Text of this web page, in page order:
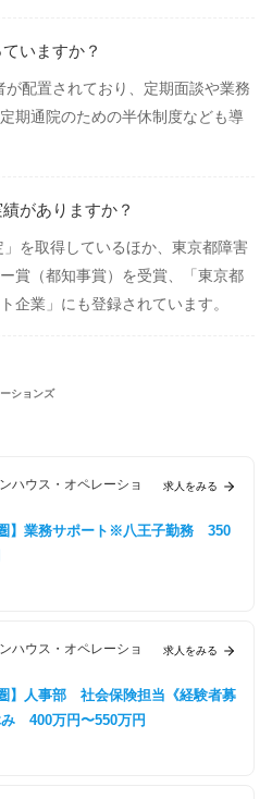
いますか？
配置されており、定期面談や業務
期通院のための半休制度なども導
がありますか？
を取得しているほか、東京都障害
賞（都知事賞）を受賞、「東京都
企業」にも登録されています。
ションズ
ハウス・オペレーショ
】業務サポート※八王子勤務
350
求人をみる
ハウス・オペレーショ
】人事部 社会保険担当《経験者募
400万円〜550万円
求人をみる